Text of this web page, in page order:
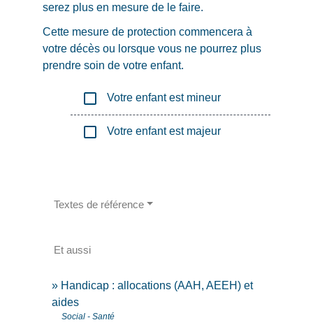
serez plus en mesure de le faire.
Cette mesure de protection commencera à
votre décès ou lorsque vous ne pourrez plus
prendre soin de votre enfant.
check_box_outline_blank Votre enfant est mineur
check_box_outline_blank Votre enfant est majeur
Textes de référence
Et aussi
Handicap : allocations (AAH, AEEH) et
aides
Social - Santé